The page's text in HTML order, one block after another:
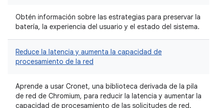
Obtén información sobre las estrategias para preservar la
batería, la experiencia del usuario y el estado del sistema.
Reduce la latencia y aumenta la capacidad de
procesamiento de la red
Aprende a usar Cronet, una biblioteca derivada de la pila
de red de Chromium, para reducir la latencia y aumentar la
capacidad de procesamiento de las solicitudes de red.